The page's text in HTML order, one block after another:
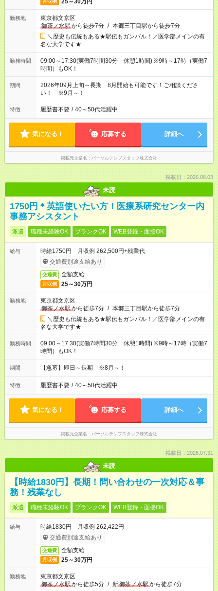
月収例 25～30万円
勤務地
東京都文京区
御茶ノ水駅から徒歩7分 / 本郷三丁目駅から徒歩7分
＼歴史も伝統もある★駅伝もガンバル！／医学部メインの有
名な大学です★
勤務時間
09:00～17:30(実働7時間30分 休憩1時間) ※9時～17時（実働7
時間）もOK！
期間
2026年09月上旬～長期 8月開始も可能です！ご相談くださ
い！ ※9月～！
特徴 履歴書不要 / 40～50代活躍中
気になる！ 応募する 詳細へ
掲載元企業名 パーソルテンプスタッフ株式会社
掲載日：2026.08.03
未読
1750円＊英語使いたい方！医療系研究センター内
事務アシスタント
派遣 職種未経験OK ブランクOK WEB登録・面接OK
給与
時給1750円 月収例 262,500円+残業代
交通費別途支給あり
交通費 全額支給
月収例 25～30万円
勤務地
東京都文京区
御茶ノ水駅から徒歩7分 / 本郷三丁目駅から徒歩7分
＼歴史も伝統もある★駅伝もガンバル！／医学部メインの有
名な大学です★
勤務時間
09:00～17:30(実働7時間30分 休憩1時間) ※9時～17時（実働7
時間）もOK！
期間 【急募】即日～長期 ※8月～！
特徴 履歴書不要 / 40～50代活躍中
気になる！ 応募する 詳細へ
掲載元企業名 パーソルテンプスタッフ株式会社
掲載日：2026.07.31
未読
【時給1830円】長期！問い合わせの一次対応＆事
務！残業なし
派遣 職種未経験OK ブランクOK WEB登録・面接OK
給与
時給1830円 月収例 262,422円
交通費別途支給あり
交通費 全額支給
月収例 25～30万円
勤務地
東京都文京区
御茶ノ水駅から徒歩5分 / 新御茶ノ水駅から徒歩7分